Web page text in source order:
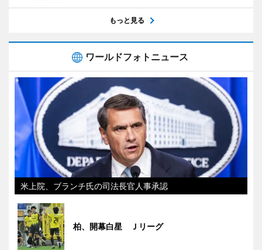
もっと見る
ワールドフォトニュース
米上院、ブランチ氏の司法長官人事承認
柏、開幕白星 Ｊリーグ